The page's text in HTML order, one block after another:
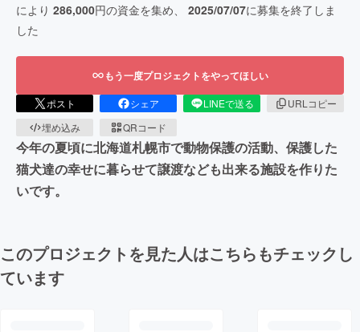
により 286,000円の資金を集め、 2025/07/07に募集を終了しま
した
もう一度プロジェクトをやってほしい
ポスト シェア LINEで送る
URLコピー
埋め込み
QRコード
今年の夏頃に北海道札幌市で動物保護の活動、保護した
猫犬達の幸せに暮らせて譲渡なども出来る施設を作りた
いです。
このプロジェクトを見た人はこちらもチェックし
ています